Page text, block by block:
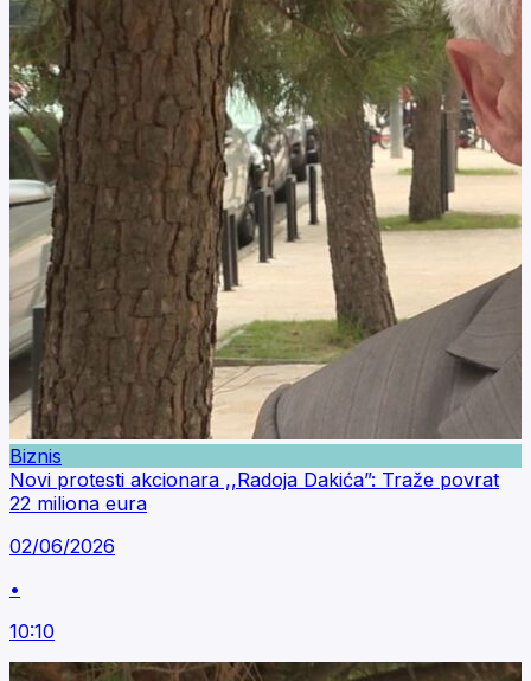
Biznis
Novi protesti akcionara ,,Radoja Dakića”: Traže povrat
22 miliona eura
02/06/2026
•
10:10